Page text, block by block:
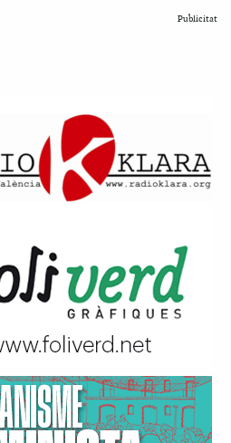
Publicitat